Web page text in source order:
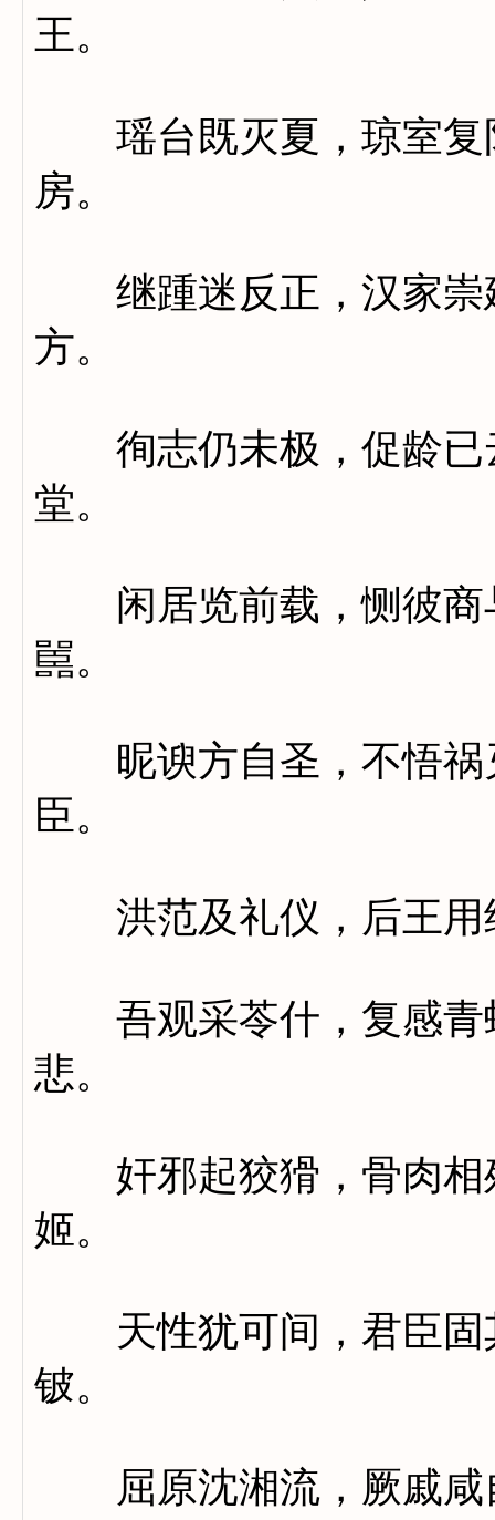
王。
瑶台既灭夏，琼室复
房。
继踵迷反正，汉家崇
方。
徇志仍未极，促龄已
堂。
闲居览前载，恻彼商
嚚。
昵谀方自圣，不悟祸
臣。
洪范及礼仪，后王用
吾观采苓什，复感青
悲。
奸邪起狡猾，骨肉相
姬。
天性犹可间，君臣固
铍。
屈原沈湘流，厥戚咸